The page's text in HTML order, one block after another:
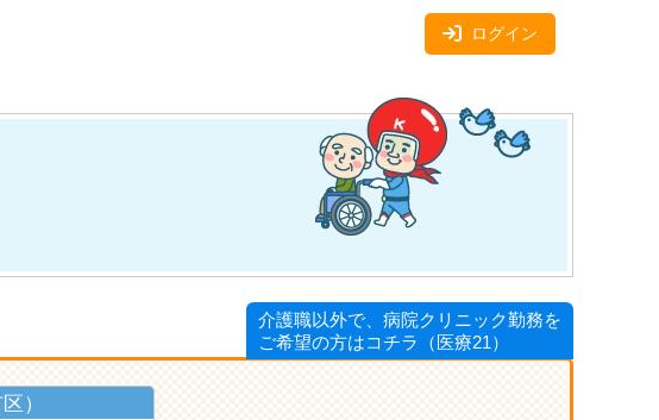
ログイン
介護職以外で、病院クリニック勤務を
ご希望の方はコチラ（医療21）
）